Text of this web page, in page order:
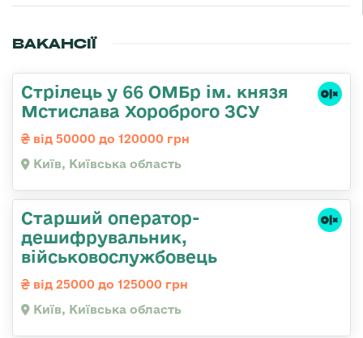
ВАКАНСІЇ
Стрілець у 66 ОМБр ім. князя
Мстислава Хороброго ЗСУ
від 50000 до 120000 грн
Київ, Київська область
Старший оператор-
дешифрувальник,
військовослужбовець
від 25000 до 125000 грн
Київ, Київська область